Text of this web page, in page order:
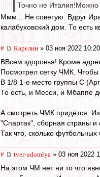
Точно не Италия!Можно
Ммм... Не советую. Вдруг
калабуховский дом. То есть
# Карелин » 03 ноя 2022 10:20
ВВсем здоровья! Кроме
Посмотрел сетку ЧМК. Чтобы
В 1/8 1-е место группы С
То есть, и Месси, и Мбаппе
А смотреть ЧМК придётся.
"Спартак", сборная страны
Так что, сколько
# tver-udomlya » 03 ноя 2022
На этом ЧМ нет ни то что